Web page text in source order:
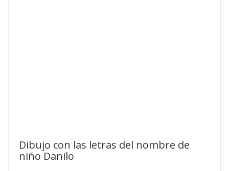
Dibujo con las letras del nombre de
niño Danilo